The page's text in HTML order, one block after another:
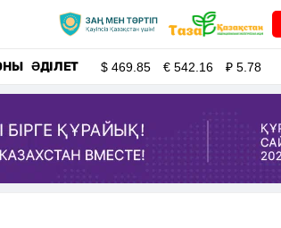
ӘДІЛЕТ $469.85 €542.16 ₽5.78